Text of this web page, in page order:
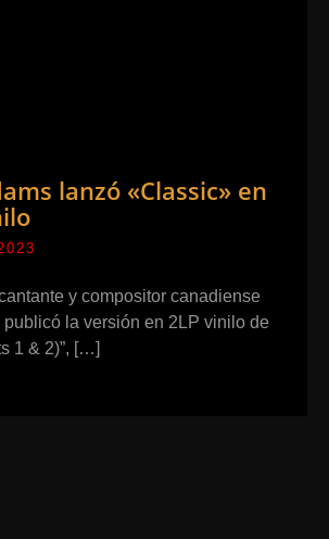
lanzó «Classic» en
y compositor canadiense
publicó la versión en 2LP vinilo de
1 & 2)”, […]